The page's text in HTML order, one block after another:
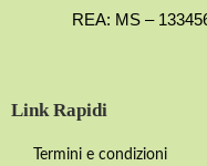
REA: MS –
Link Rapidi
Termini e condizioni